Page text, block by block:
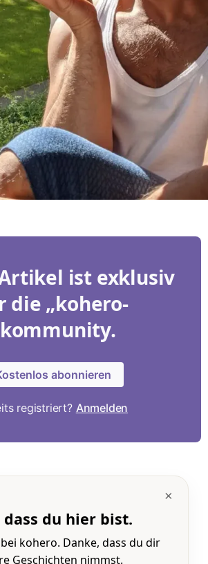
ist exklusiv
die „kohero-
abonnieren
registriert? Anmelden
×
dass du hier bist.
kohero. Danke, dass du dir
Geschichten nimmst.